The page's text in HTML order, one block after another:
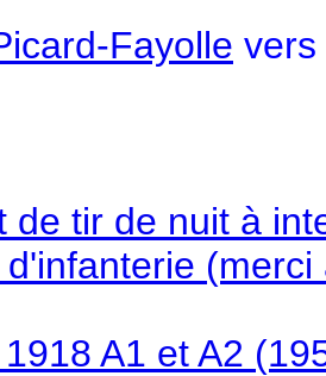
Fayolle vers
de tir de nuit à
(merci
A1 et A2